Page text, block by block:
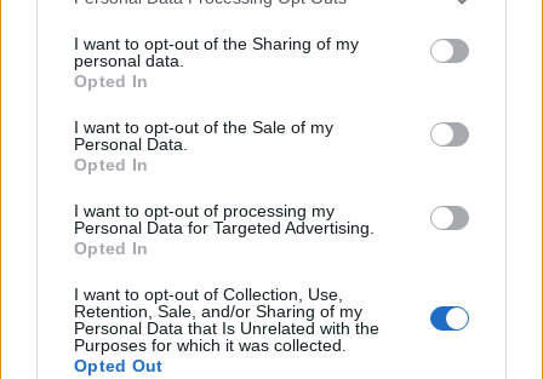
not limited to your visit or usage behaviour. You may click to
grant or deny consent to Google and its third-party tags to
use your data for below specified purposes in below Google
consent section.
I want to opt-out of the Sharing of my
personal data.
Opted In
I want to opt-out of the Sale of my
Personal Data.
Opted In
I want to opt-out of processing my
Personal Data for Targeted Advertising.
Opted In
I want to opt-out of Collection, Use,
Retention, Sale, and/or Sharing of my
Personal Data that Is Unrelated with the
Purposes for which it was collected.
Opted Out
Sigue leyendo